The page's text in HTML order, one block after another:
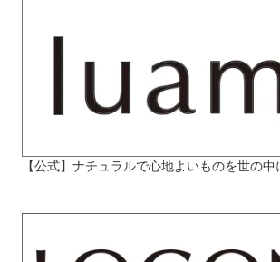
【公式】ナチュラルで心地よいものを世の中